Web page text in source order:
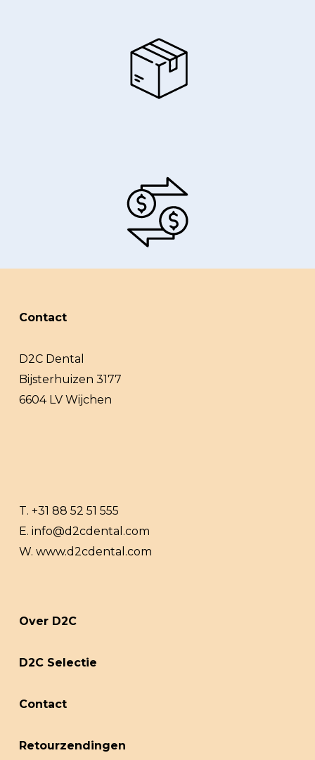
Contact
D2C Dental
Bijsterhuizen 3177
6604 LV Wijchen
T. +31 88 52 51 555
E. info@d2cdental.com
W. www.d2cdental.com
Over D2C
D2C Selectie
Contact
Retourzendingen